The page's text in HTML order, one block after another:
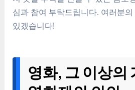
심과 참여 부탁드립니다. 여러분
있겠습니다!
영화, 그 이상의